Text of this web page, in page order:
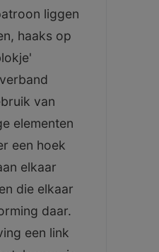
liggen
haaks op
van
elementen
een hoek
elkaar
die elkaar
daar.
een link